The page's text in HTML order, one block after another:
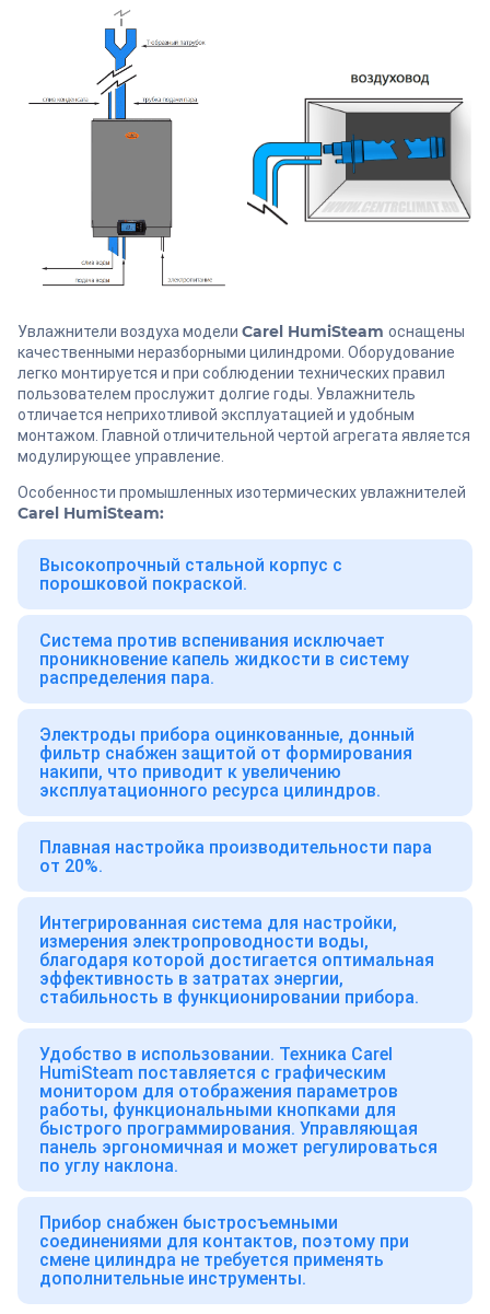
Увлажнители воздуха модели Carel HumiSteam оснащены
качественными неразборными цилиндроми. Оборудование
легко монтируется и при соблюдении технических правил
пользователем прослужит долгие годы. Увлажнитель
отличается неприхотливой эксплуатацией и удобным
монтажом. Главной отличительной чертой агрегата является
модулирующее управление.
Особенности промышленных изотермических увлажнителей
Carel HumiSteam:
Высокопрочный стальной корпус с
порошковой покраской.
Система против вспенивания исключает
проникновение капель жидкости в систему
распределения пара.
Электроды прибора оцинкованные, донный
фильтр снабжен защитой от формирования
накипи, что приводит к увеличению
эксплуатационного ресурса цилиндров.
Плавная настройка производительности пара
от 20%.
Интегрированная система для настройки,
измерения электропроводности воды,
благодаря которой достигается оптимальная
эффективность в затратах энергии,
стабильность в функционировании прибора.
Удобство в использовании. Техника Carel
HumiSteam поставляется с графическим
монитором для отображения параметров
работы, функциональными кнопками для
быстрого программирования. Управляющая
панель эргономичная и может регулироваться
по углу наклона.
Прибор снабжен быстросъемными
соединениями для контактов, поэтому при
смене цилиндра не требуется применять
дополнительные инструменты.